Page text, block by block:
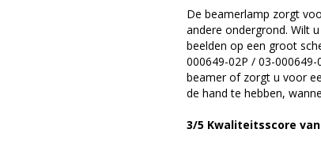
De beamerlamp zorgt
andere ondergrond. Wilt
beelden op een groot
000649-02P / 03-
beamer of zorgt u voor
de hand te hebben,
3/5 Kwaliteitsscore